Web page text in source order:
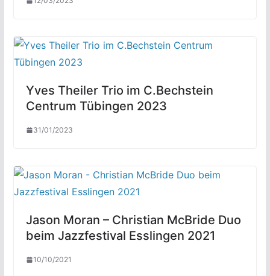
Yves Theiler Trio im C.Bechstein
Centrum Tübingen 2023
31/01/2023
Jason Moran – Christian McBride Duo
beim Jazzfestival Esslingen 2021
10/10/2021